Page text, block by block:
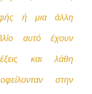
ή μια άλλη
αυτό έχουν
και λάθη
στην